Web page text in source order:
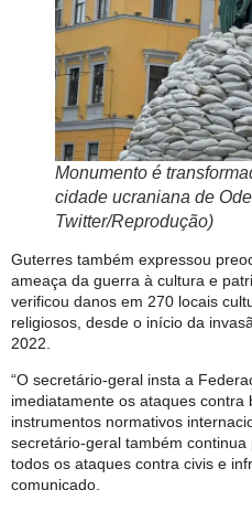
Monumento é
cidade ucraniana de
Twitter/Reprodução)
Guterres também expressou
ameaça da guerra à cultura e
verificou danos em 270 locais
religiosos, desde o início da
2022.
“O secretário-geral insta a
imediatamente os ataques
instrumentos normativos
secretário-geral também
todos os ataques contra civis e
comunicado.